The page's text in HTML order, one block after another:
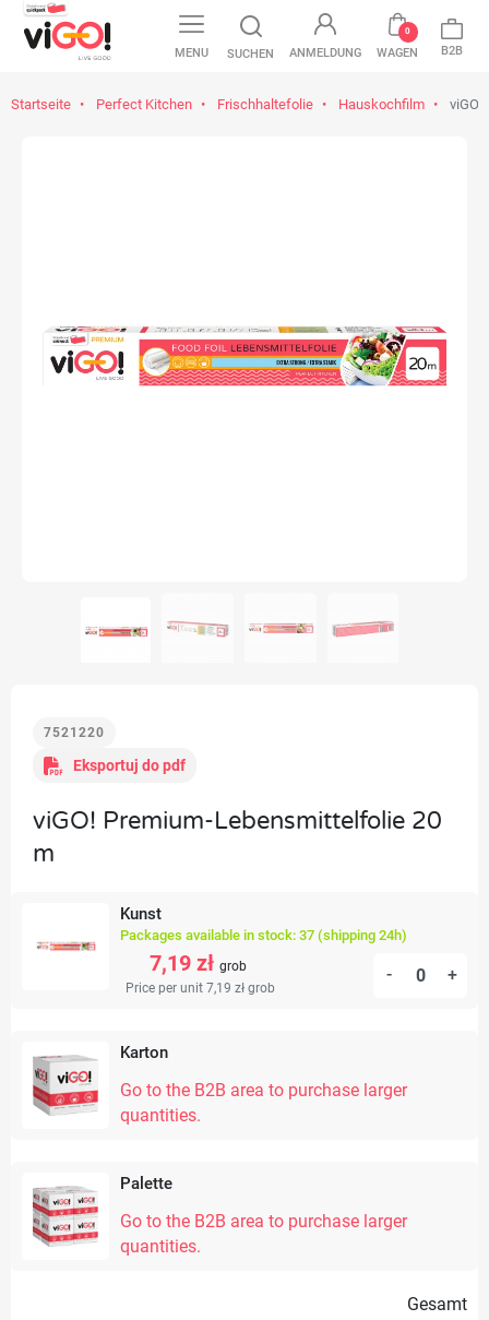
MENU SUCHEN ANMELDUNG WAGEN
0
B2B
Startseite Perfect Kitchen Frischhaltefolie Hauskochfilm viGO!
7521220
Eksportuj do pdf
viGO! Premium-Lebensmittelfolie 20
m
Kunst
Packages available in stock: 37 (shipping 24h)
7,19 zł grob
Price per unit 7,19 zł grob
- +
Karton
Go to the B2B area to purchase larger
quantities.
Palette
Go to the B2B area to purchase larger
quantities.
Gesamt